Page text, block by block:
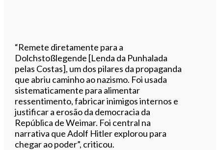
“Remete diretamente para a
Dolchstoßlegende [Lenda da Punhalada
pelas Costas], um dos pilares da propaganda
que abriu caminho ao nazismo. Foi usada
sistematicamente para alimentar
ressentimento, fabricar inimigos internos e
justificar a erosão da democracia da
República de Weimar. Foi central na
narrativa que Adolf Hitler explorou para
chegar ao poder”, criticou.